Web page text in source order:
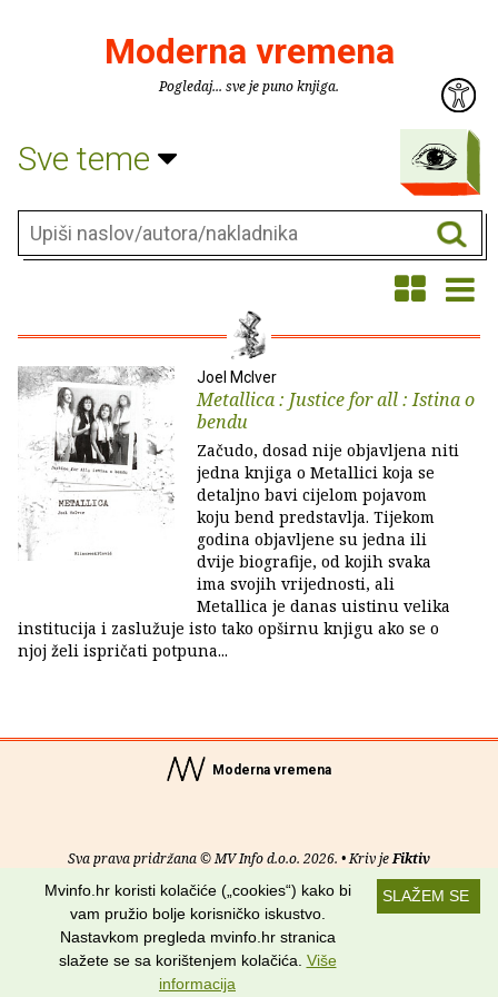
Moderna vremena
Pogledaj... sve je puno knjiga.
Sve teme
Joel McIver
Metallica : Justice for all : Istina o
bendu
Začudo, dosad nije objavljena niti
jedna knjiga o Metallici koja se
detaljno bavi cijelom pojavom
koju bend predstavlja. Tijekom
godina objavljene su jedna ili
dvije biografije, od kojih svaka
ima svojih vrijednosti, ali
Metallica je danas uistinu velika
institucija i zaslužuje isto tako opširnu knjigu ako se o
njoj želi ispričati potpuna...
Moderna vremena
Sva prava pridržana © MV Info d.o.o. 2026. • Kriv jeFiktiv
Uvjeti korištenja RSS kanali
Potraži nas na:
SLAŽEM SE
Mvinfo.hr koristi kolačiće („cookies“) kako bi
vam pružio bolje korisničko iskustvo.
Nastavkom pregleda mvinfo.hr stranica
slažete se sa korištenjem kolačića. Više
informacija